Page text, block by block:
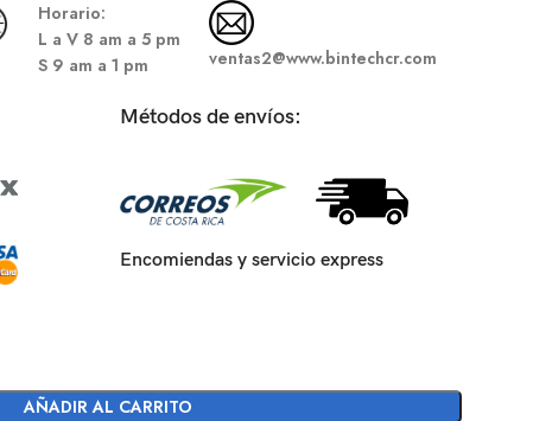
Horario:
L a V 8 am a 5 pm
S9 am a 1 pm ventas2@www.bintechcr.com
Métodos de envíos:
Encomiendas y servicio express
AÑADIR AL CARRITO